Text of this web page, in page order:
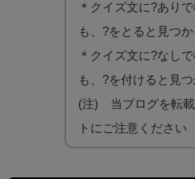
＊クイズ文に?あり
も、?をとると見つ
＊クイズ文に?なし
も、?を付けると見
(注) 当ブログを転載
トにご注意ください